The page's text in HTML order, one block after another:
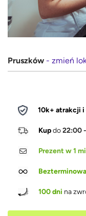
Pruszków - zmień
10k+ atrakcji i
Kupdo22:00
Prezent w 1
100 dni na